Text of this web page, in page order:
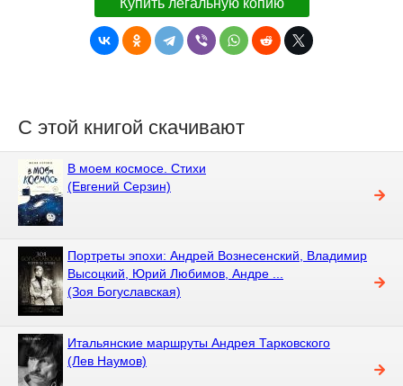
С этой книгой скачивают
В моем космосе. Стихи
(Евгений Серзин)
Портреты эпохи: Андрей Вознесенский, Владимир
Высоцкий, Юрий Любимов, Андре ...
(Зоя Богуславская)
Итальянские маршруты Андрея Тарковского
(Лев Наумов)